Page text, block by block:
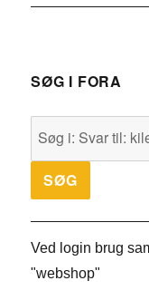
SØG I FORA
Ved login brug
"webshop"